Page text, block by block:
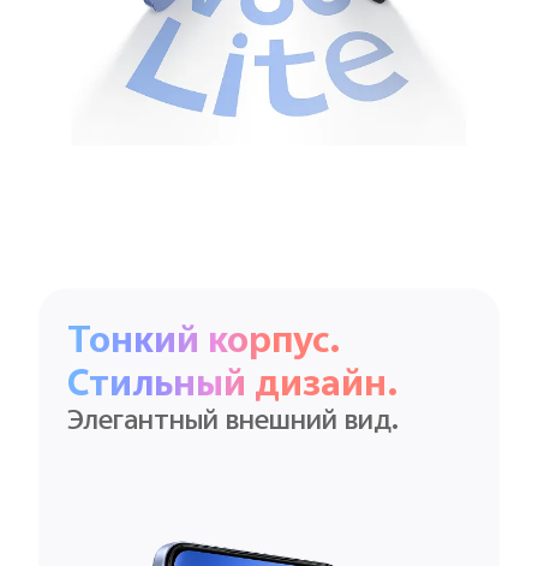
Тонкий корпус.
Стильный дизайн.
Элегантный внешний вид.